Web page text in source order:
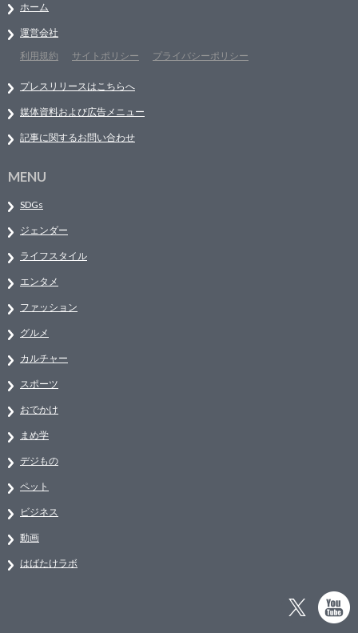
ホーム
運営会社
利用規約
サイトポリシー プライバシーポリシー
プレスリリースはこちらへ
媒体資料および広告メニュー
記事に関するお問い合わせ
MENU
SDGs
ジェンダー
ライフスタイル
エンタメ
ファッション
グルメ
カルチャー
スポーツ
おでかけ
まめ学
デジもの
ペット
ビジネス
動画
はばたけラボ